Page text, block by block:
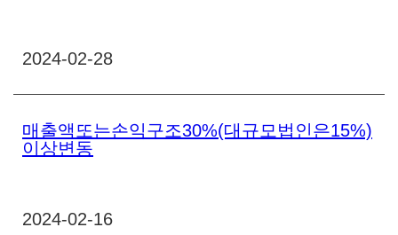
2024-02-28
매출액또는손익구조30%(대규모법인은15%)
이상변동
2024-02-16